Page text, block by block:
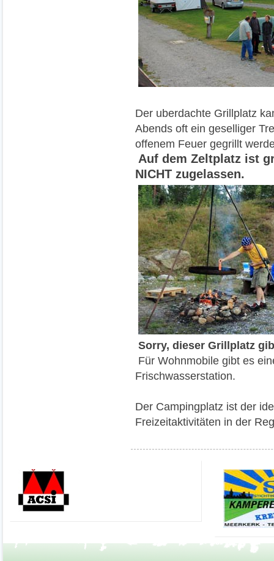
Der uberdachte Grillplatz
Abends oft ein geselliger
offenem Feuer gegrillt
Auf dem Zeltplatz ist
NICHT zugelassen.
Sorry, dieser Grillplatz
Für Wohnmobile gibt es
Frischwasserstation.
Der Campingplatz ist der
Freizeitaktivitäten in der